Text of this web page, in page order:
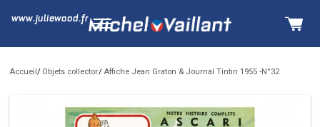
www.juliewood.fr
Accueil Objets collector Affiche Jean Graton & Journal Tintin 1955 -N°32